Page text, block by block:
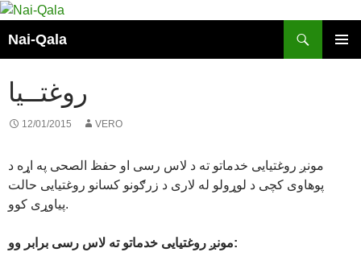
Skip
content
Nai-Qala
روغتــیا
12/01/2015 VERO
مونږ روغتیایی خدماتو ته د لاس رسی او حفظ الصحی په اړه د
پوهاوی کچی د لوړولو له لاری د زرګونو کسانو روغتیایی حالت
پیاوړی کوو.
مونږ روغتیایی خدماتو ته لاس رسی برابر وو: